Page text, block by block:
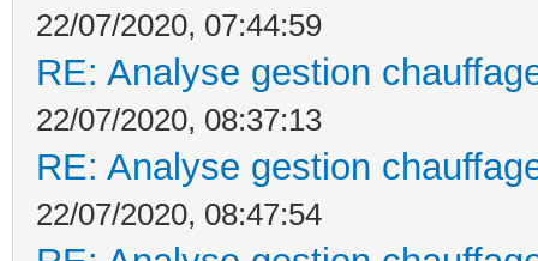
22/07/2020, 07:44:59
RE: Analyse gestion
22/07/2020, 08:37:13
RE: Analyse gestion
22/07/2020, 08:47:54